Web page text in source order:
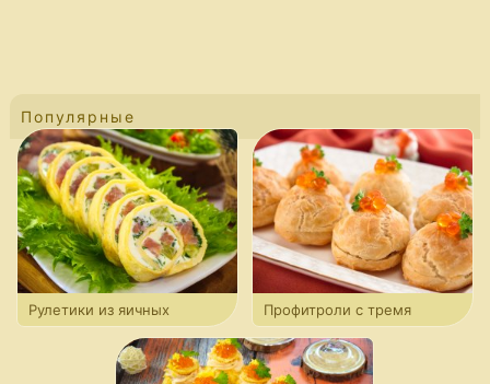
Популярные
Рулетики из яичных
блинчиков с форелью
Профитроли с тремя
вариантами начинки